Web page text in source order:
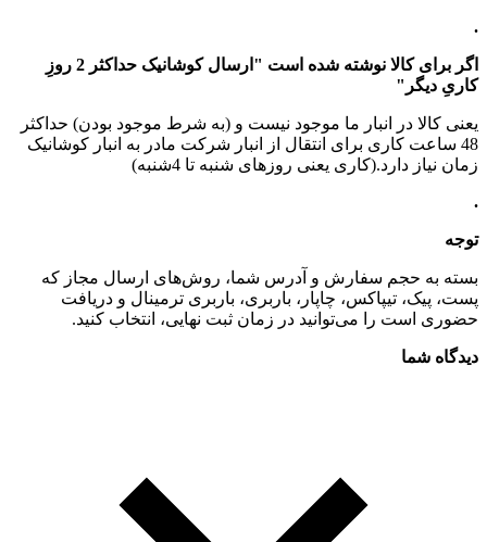
.
اگر برای کالا نوشته شده است "ارسال کوشانیک حداکثر 2 روزِ
کاریِ دیگر"
یعنی کالا در انبار ما موجود نیست و (به شرط موجود بودن) حداکثر
48 ساعت کاری برای انتقال از انبار شرکت مادر به انبار کوشانیک
زمان نیاز دارد.(کاری یعنی روزهای شنبه تا 4شنبه)
.
توجه
بسته به حجم سفارش و آدرس شما، روش‌های ارسال مجاز که
پست، پیک، تیپاکس، چاپار، باربری، باربری ترمینال و دریافت
حضوری است را می‌توانید در زمان ثبت نهایی، انتخاب کنید.
دیدگاه شما